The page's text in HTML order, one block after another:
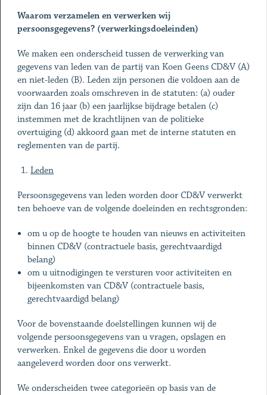
Waarom verzamelen en verwerken wij
persoonsgegevens? (verwerkingsdoeleinden)
We maken een onderscheid tussen de verwerking van
gegevens van leden van de partij van Koen Geens CD&V (A)
en niet-leden (B). Leden zijn personen die voldoen aan de
voorwaarden zoals omschreven in de statuten: (a) ouder
zijn dan 16 jaar (b) een jaarlijkse bijdrage betalen (c)
instemmen met de krachtlijnen van de politieke
overtuiging (d) akkoord gaan met de interne statuten en
reglementen van de partij.
Leden
Persoonsgegevens van leden worden door CD&V verwerkt
ten behoeve van de volgende doeleinden en rechtsgronden:
om u op de hoogte te houden van nieuws en activiteiten
binnen CD&V (contractuele basis, gerechtvaardigd
belang)
om u uitnodigingen te versturen voor activiteiten en
bijeenkomsten van CD&V (contractuele basis,
gerechtvaardigd belang)
Voor de bovenstaande doelstellingen kunnen wij de
volgende persoonsgegevens van u vragen, opslagen en
verwerken. Enkel de gegevens die door u worden
aangeleverd worden door ons verwerkt.
We onderscheiden twee categorieën op basis van de